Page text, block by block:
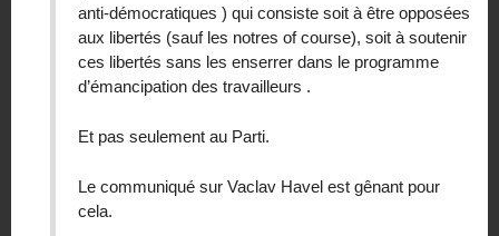
anti-démocratiques ) qui consiste soit à être opposées
aux libertés (sauf les notres of course), soit à soutenir
ces libertés sans les enserrer dans le programme
d’émancipation des travailleurs .
Et pas seulement au Parti.
Le communiqué sur Vaclav Havel est gênant pour
cela.